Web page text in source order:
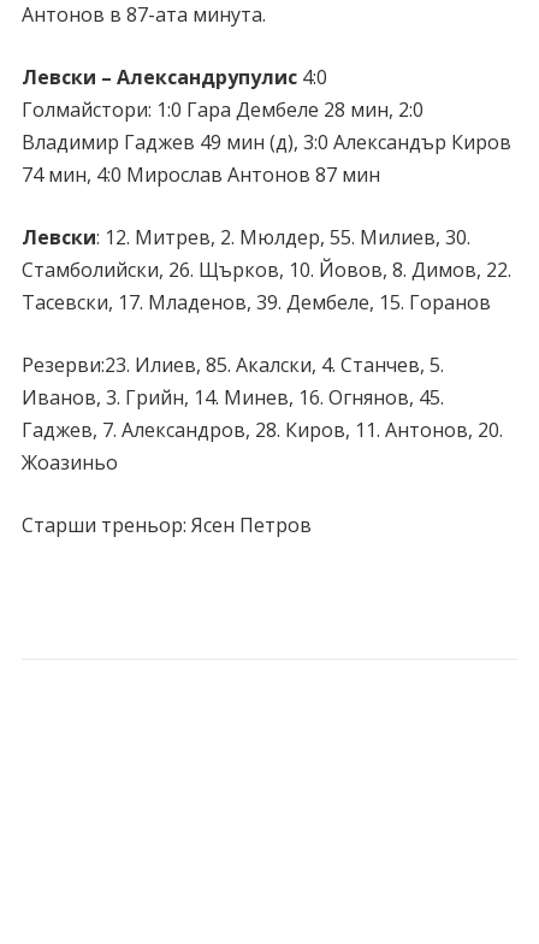
Антонов в 87-ата минута.
Левски – Александрупулис4:0
Голмайстори: 1:0 Гара Дембеле 28 мин, 2:0
Владимир Гаджев 49 мин (д), 3:0 Александър Киров
74 мин, 4:0 Mирослав Антонов 87 мин
Левски: 12. Митрев, 2. Мюлдер, 55. Милиев, 30.
Стамболийски, 26. Щърков, 10. Йовов, 8. Димов, 22.
Тасевски, 17. Младенов, 39. Дембеле, 15. Горанов
Резерви:23. Илиев, 85. Акалски, 4. Станчев, 5.
Иванов, 3. Грийн, 14. Минев, 16. Огнянов, 45.
Гаджев, 7. Александров, 28. Киров, 11. Антонов, 20.
Жоазиньо
Старши треньор: Ясен Петров